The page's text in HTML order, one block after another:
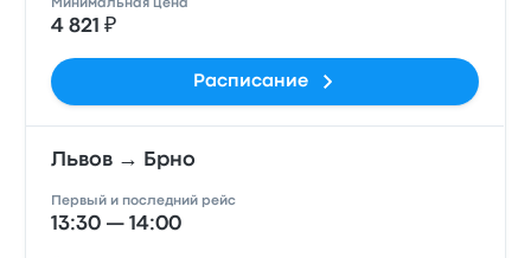
Минимальная цена
4 821 ₽
Расписание
Львов → Брно
Первый и последний рейс
13:30 — 14:00